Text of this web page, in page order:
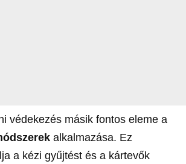
védekezés másik fontos eleme a
alkalmazása. Ez
a kézi gyűjtést és a kártevők